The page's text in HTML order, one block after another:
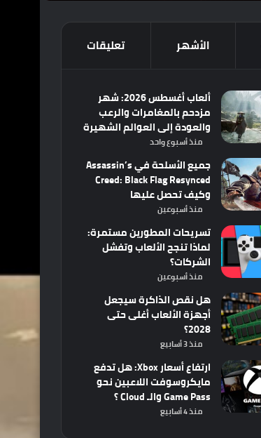
الأشهر تعليقات
ألعاب أغسطس 2026: شهر
مزدحم بالمغامرات والرعب
والعودة إلى العوالم الشهيرة
منذ أسبوع واحد
جميع الأسلحة في Assassin’s
Creed: Black Flag Resynced
وكيف تحصل عليها
منذ أسبوعين
تسريحات المطورين مستمرة:
لماذا تنجح الألعاب وتفشل
الشركات؟
منذ أسبوعين
هل نقص الذاكرة سيجعل
أجهزة الألعاب أغلى حتى
2028؟
منذ 3 أسابيع
ارتفاع أسعار Xbox: هل تدفع
مايكروسوفت اللاعبين نحو
Game Pass والـ Cloud ؟
منذ 4 أسابيع